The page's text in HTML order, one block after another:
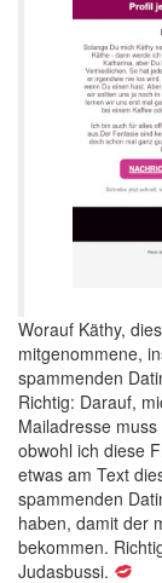
Worauf Käthy,
mitgenommene,
spammenden
Richtig: Darauf,
Mailadresse
obwohl ich diese
etwas am Text
spammenden
haben, damit der
bekommen.
Judasbussi.